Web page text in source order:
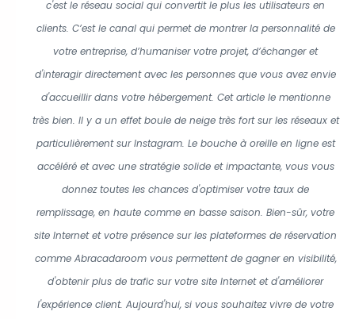
c'est le réseau social qui convertit le plus les utilisateurs en
clients. C’est le canal qui permet de montrer la personnalité de
votre entreprise, d’humaniser votre projet, d’échanger et
d'interagir directement avec les personnes que vous avez envie
d'accueillir dans votre hébergement. Cet article le mentionne
très bien. Il y a un effet boule de neige très fort sur les réseaux et
particulièrement sur Instagram. Le bouche à oreille en ligne est
accéléré et avec une stratégie solide et impactante, vous vous
donnez toutes les chances d'optimiser votre taux de
remplissage, en haute comme en basse saison. Bien-sûr, votre
site Internet et votre présence sur les plateformes de réservation
comme Abracadaroom vous permettent de gagner en visibilité,
d'obtenir plus de trafic sur votre site Internet et d'améliorer
l'expérience client. Aujourd'hui, si vous souhaitez vivre de votre